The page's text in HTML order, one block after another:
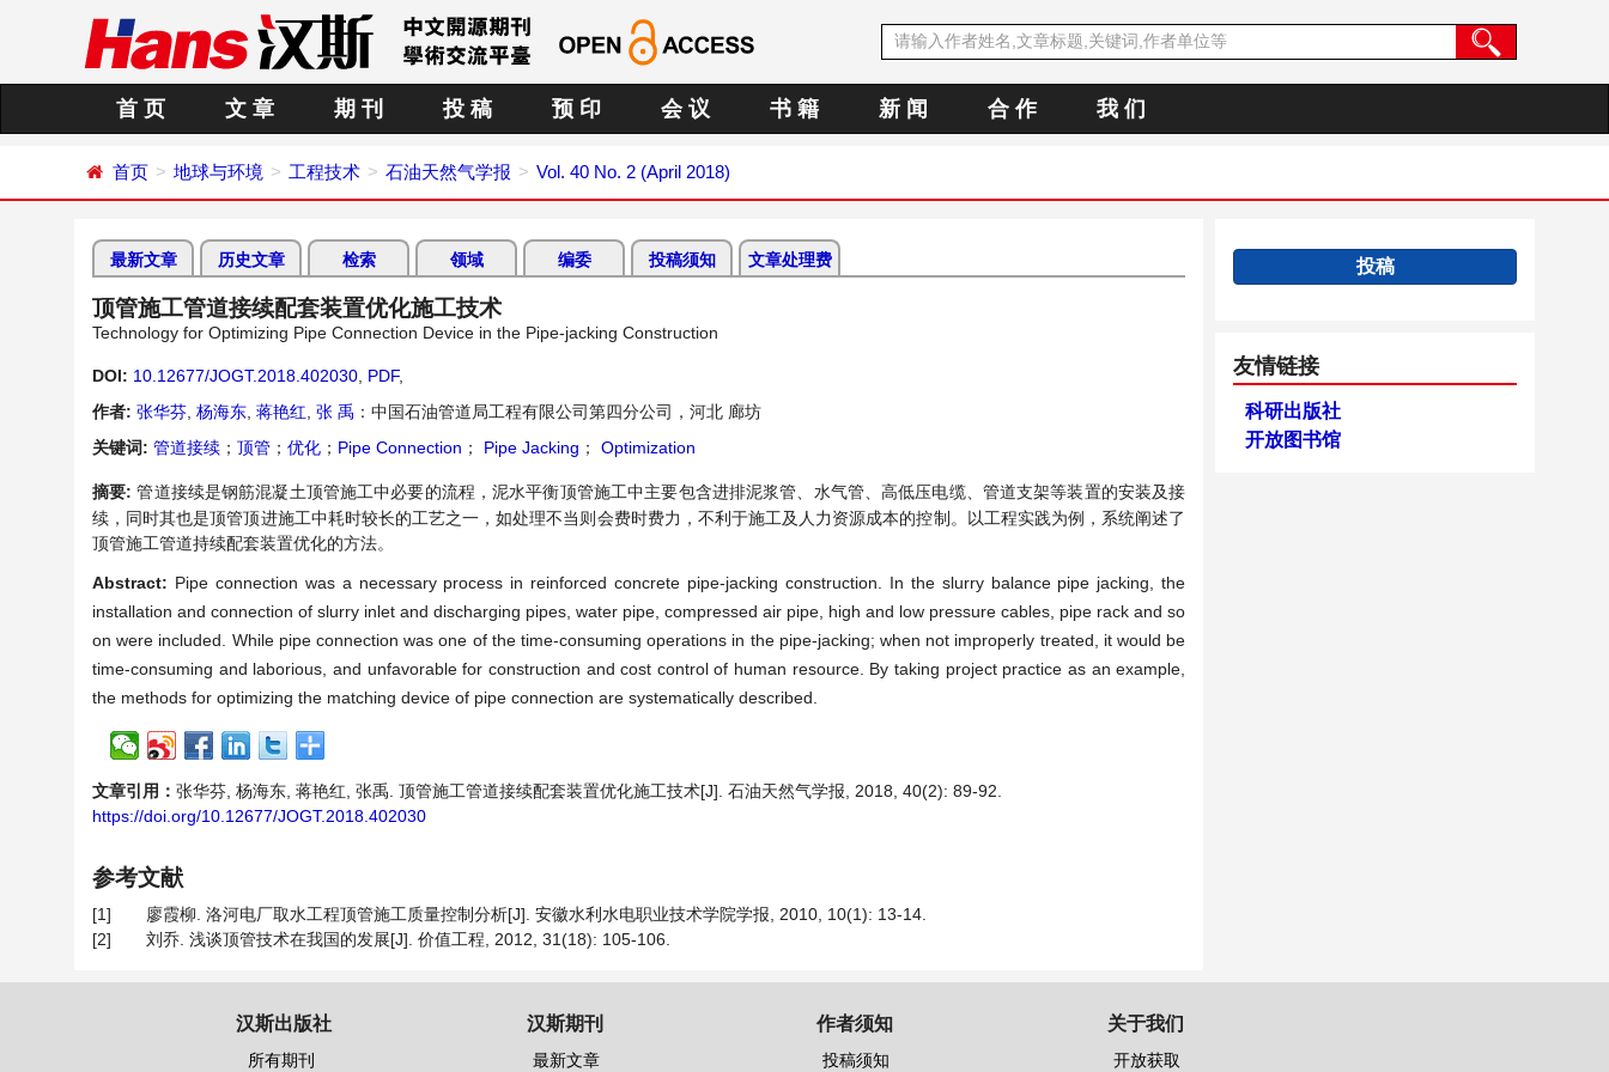
首 页 文 章 期 刊 投 稿 预 印 会 议 书 籍 新 闻 合 作 我 们
首页 地球与环境 工程技术 石油天然气学报 Vol. 40 No. 2 (April 2018)
最新文章 历史文章 检索 领域 编委 投稿须知 文章处理费
顶管施工管道接续配套装置优化施工技术
Technology for Optimizing Pipe Connection Device in the Pipe-jacking Construction
DOI: 10.12677/JOGT.2018.402030 PDF,
作者: 张华芬 杨海东 蒋艳红 张 禹 ：中国石油管道局工程有限公司第四分公司，河北 廊坊
关键词: 管道接续 ； 顶管 ； 优化 ； Pipe Connection ； Pipe Jacking ； Optimization
摘要:管道接续是钢筋混凝土顶管施工中必要的流程，泥水平衡顶管施工中主要包含进排泥浆管、水气管、高低压电缆、管道支架等装置的安装及接
续，同时其也是顶管顶进施工中耗时较长的工艺之一，如处理不当则会费时费力，不利于施工及人力资源成本的控制。以工程实践为例，系统阐述了
顶管施工管道持续配套装置优化的方法。
Abstract: Pipe connection was a necessary process in reinforced concrete pipe-jacking construction. In the slurry balance pipe jacking, the
installation and connection of slurry inlet and discharging pipes, water pipe, compressed air pipe, high and low pressure cables, pipe rack and so
on were included. While pipe connection was one of the time-consuming operations in the pipe-jacking; when not improperly treated, it would be
time-consuming and laborious, and unfavorable for construction and cost control of human resource. By taking project practice as an example,
the methods for optimizing the matching device of pipe connection are systematically described.
文章引用： 张华芬, 杨海东, 蒋艳红, 张禹. 顶管施工管道接续配套装置优化施工技术[J]. 石油天然气学报, 2018, 40(2): 89-92.
https://doi.org/10.12677/JOGT.2018.402030
参考文献
[1]
廖霞柳. 洛河电厂取水工程顶管施工质量控制分析[J]. 安徽水利水电职业技术学院学报, 2010, 10(1): 13-14.
[2]
刘乔. 浅谈顶管技术在我国的发展[J]. 价值工程, 2012, 31(18): 105-106.
投稿
友情链接
科研出版社
开放图书馆
汉斯出版社
所有期刊
汉斯期刊
最新文章
作者须知
投稿须知
关于我们
开放获取